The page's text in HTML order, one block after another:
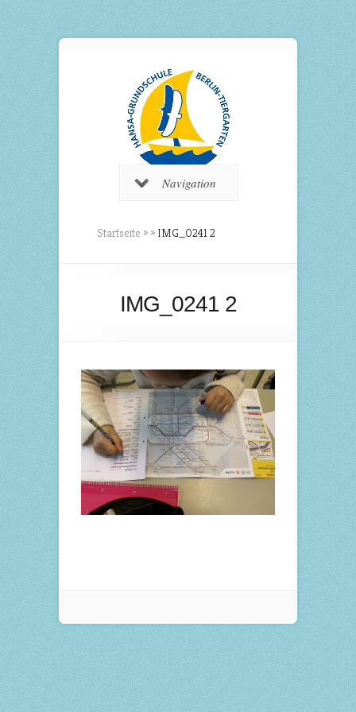
Navigation
Startseite » » IMG_0241 2
IMG_0241 2